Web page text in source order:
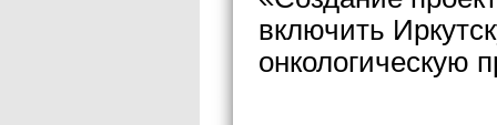
включить
онкологическую